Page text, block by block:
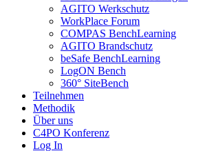
AGITO Werkschutz
WorkPlace Forum
COMPAS BenchLearning
AGITO Brandschutz
beSafe BenchLearning
LogON Bench
360° SiteBench
Teilnehmen
Methodik
Über uns
C4PO Konferenz
Log In